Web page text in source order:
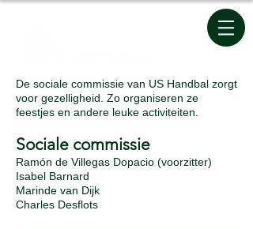
De sociale commissie van US Handbal zorgt
voor gezelligheid. Zo organiseren ze
feestjes en andere leuke activiteiten.
Sociale commissie
Ramón de Villegas Dopacio (voorzitter)
Isabel Barnard
Marinde van Dijk
Charles Desflots